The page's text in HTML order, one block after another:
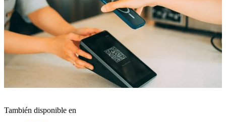
También disponible en